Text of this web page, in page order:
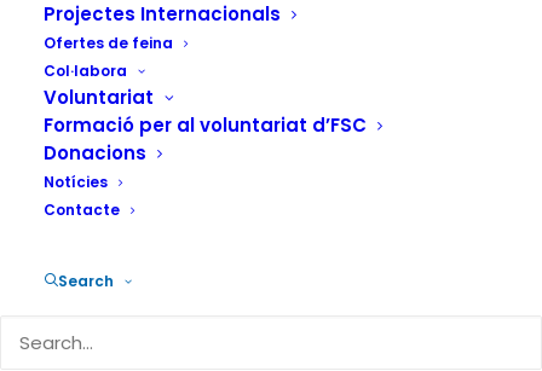
Projectes Internacionals
Ofertes de feina
Col·labora
Voluntariat
Formació per al voluntariat d’FSC
Donacions
Notícies
Contacte
Search
Durant el primer semestre del 2012, els
punts d’informació a les dones han atès
1.275 persones, la qual cosa suposa un
augment de l’1,73% respecte al mateix